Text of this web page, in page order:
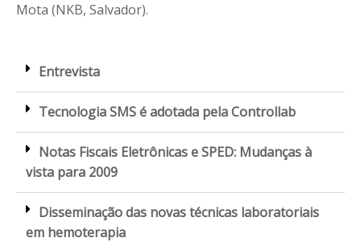
Mota (NKB, Salvador).
Entrevista
Tecnologia SMS é adotada pela Controllab
Notas Fiscais Eletrônicas e SPED: Mudanças à
vista para 2009
Disseminação das novas técnicas laboratoriais
em hemoterapia